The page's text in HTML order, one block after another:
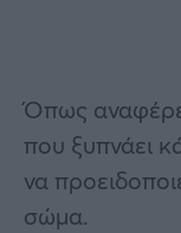
Όπως
που ξυπνάει
να
σώμα.